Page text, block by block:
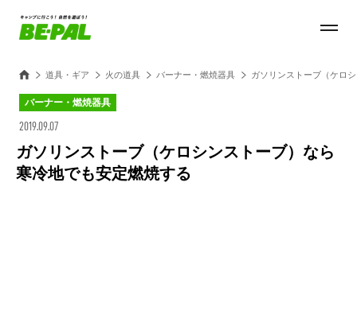
道具・ギア 火の道具 バーナー・燃焼器具 ガソリンストーブ（ケロ
バーナー・燃焼器具
2019.09.07
ガソリンストーブ（ケロシンストーブ）なら
寒冷地でも安定燃焼する